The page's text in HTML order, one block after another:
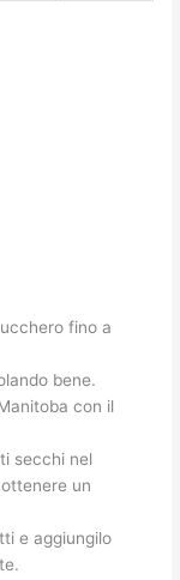
fino a
bene.
con il
secchi nel
un
e aggiungilo